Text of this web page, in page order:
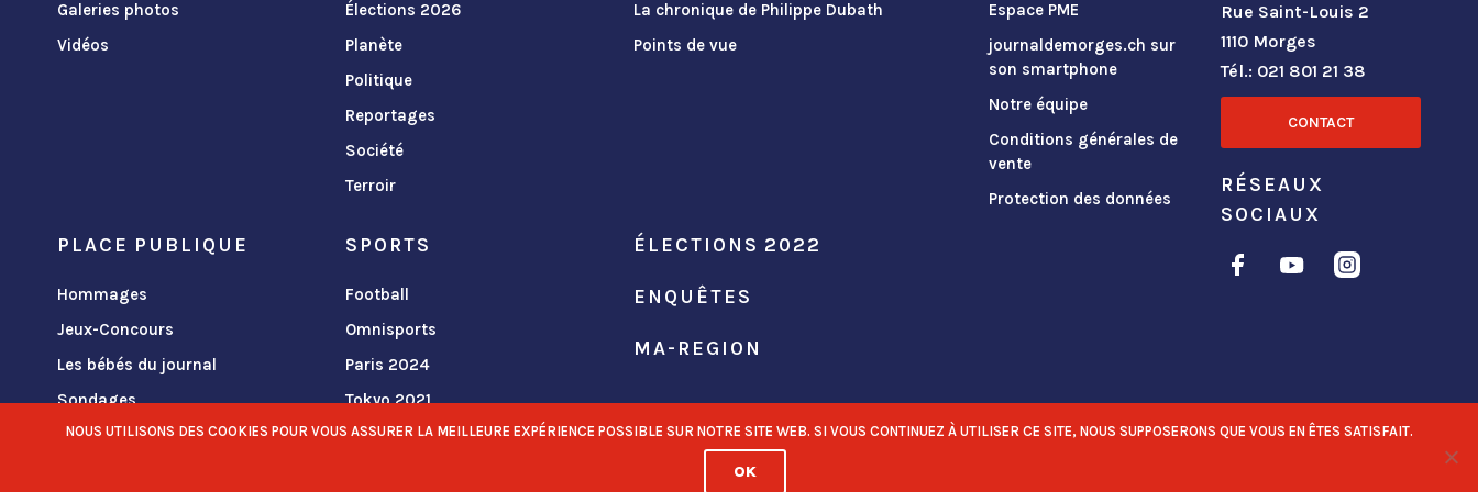
Galeries photos
Vidéos
Élections 2026
Planète
Politique
Reportages
Société
Terroir
La chronique de Philippe Dubath
Points de vue
PLACE PUBLIQUE
Hommages
Jeux-Concours
Les bébés du journal
Sondages
SPORTS
Football
Omnisports
Paris 2024
Tokyo 2021
ÉLECTIONS 2022
ENQUÊTES
MA-REGION
Espace PME
journaldemorges.ch sur
son smartphone
Notre équipe
Conditions générales de
vente
Protection des données
Rue Saint-Louis 2
1110 Morges
Tél.: 021 801 21 38
CONTACT
RÉSEAUX
SOCIAUX
NOUS UTILISONS DES COOKIES POUR VOUS ASSURER LA MEILLEURE EXPÉRIENCE POSSIBLE SUR NOTRE SITE WEB. SI VOUS CONTINUEZ À UTILISER CE SITE, NOUS SUPPOSERONS QUE VOUS EN ÊTES SATISFAIT.
OK